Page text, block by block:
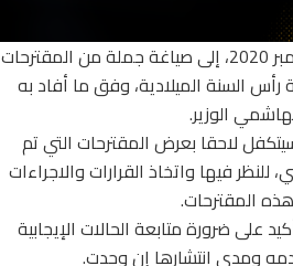
توصل الإجتماع الطارىء للّجنة العلميّة القارّة لمكافحة فيروس كورونا اليوم الاثنين 21 ديسمبر 2020، إلى صياغة جملة من المقترحات
رأس السنة الميلادية، وفق ما أفاد به
الوزير.
لاحقا بعرض المقترحات التي تم
فيها واتخاذ القرارات والاجراءات
على ضرورة متابعة الحالات الإيجابية
ومدى انتشارها إن وجدت.